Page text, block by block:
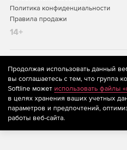
Политика конфиденциальности
Правила продажи
14+
На информационном ресурсе
рекомендательные технологии
предоставления информации на
систематизации и анализа
предпочтениям пользователей сети
находящихся на территории
Продолжая использовать данный
вы соглашаетесь с тем, что группа
Softline может использовать файлы
в целях хранения ваших учетных
параметров и предпочтений,
работы веб-сайта.